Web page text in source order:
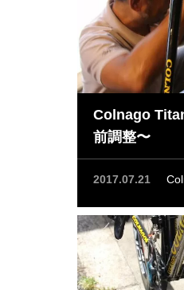
Colnago
前調整〜
2017.07.21